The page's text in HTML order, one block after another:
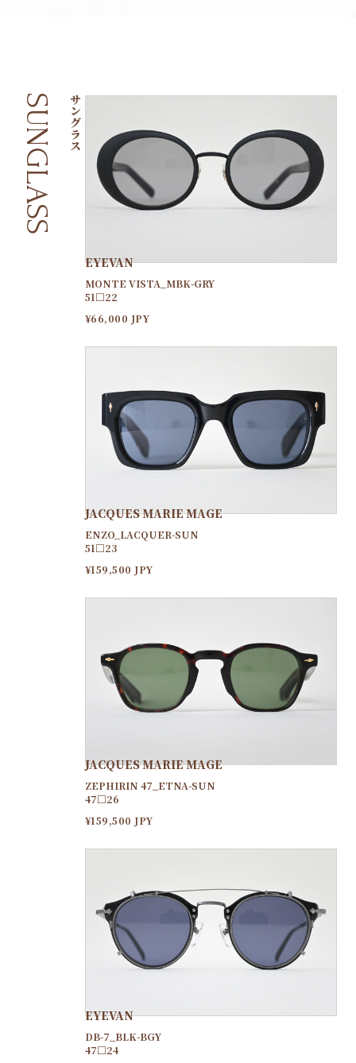
SUNGLASS サングラス
EYEVAN
MONTE VISTA_MBK-GRY
51□22
¥66,000 JPY
JACQUES MARIE MAGE
ENZO_LACQUER-SUN
51□23
¥159,500 JPY
JACQUES MARIE MAGE
ZEPHIRIN 47_ETNA-SUN
47□26
¥159,500 JPY
EYEVAN
DB-7_BLK-BGY
47□24